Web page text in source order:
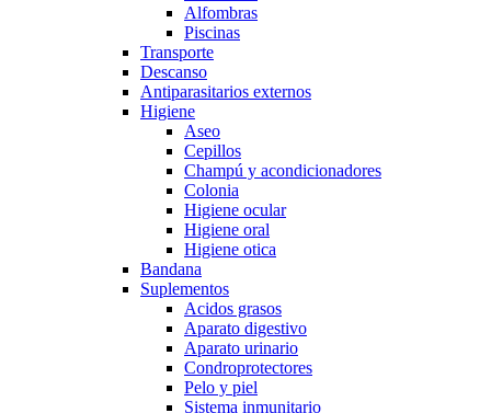
Alfombras
Piscinas
Transporte
Descanso
Antiparasitarios externos
Higiene
Aseo
Cepillos
Champú y acondicionadores
Colonia
Higiene ocular
Higiene oral
Higiene otica
Bandana
Suplementos
Acidos grasos
Aparato digestivo
Aparato urinario
Condroprotectores
Pelo y piel
Sistema inmunitario